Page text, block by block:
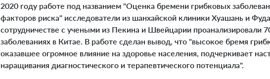
2020 году работе под названием "Оценка бремени грибковых
факторов риска" исследователи из шанхайской клиники Хуашань и
сотрудничестве с учеными из Пекина и Швейцарии проанализировали
заболеваниях в Китае. В работе сделан вывод, что "высокое бремя
оказавшее огромное влияние на здоровье населения, подчеркивает
наращивания диагностического и терапевтического потенциала".